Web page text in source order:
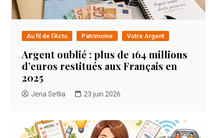
Au fil de l'Actu Patrimoine Votre Argent
Argent oublié : plus de 164 millions
d’euros restitués aux Français en
2025
Jena Setlia 23 juin 2026